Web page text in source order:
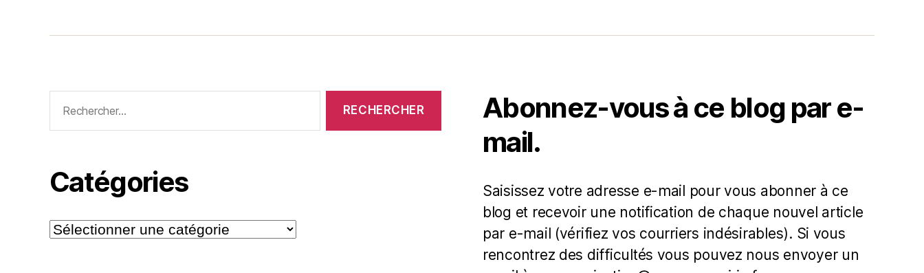
Catégories
Catégories
Abonnez-vous à ce blog par e-
mail.
Saisissez votre adresse e-mail pour vous abonner à ce
blog et recevoir une notification de chaque nouvel article
par e-mail (vérifiez vos courriers indésirables). Si vous
rencontrez des difficultés vous pouvez nous envoyer un